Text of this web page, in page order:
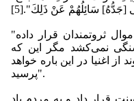
[جَدُّهُ‏] سَائِلُهُمْ عَنْ ذَلِكَ".[5]
"خداوند سبحان غذای فقر را را در اموال ثروتمندان قرار داده
نمی‌کشد مگر این که
از اغنیا در این باره خواهد
پرسید".
قرار داد و به مردم یاد